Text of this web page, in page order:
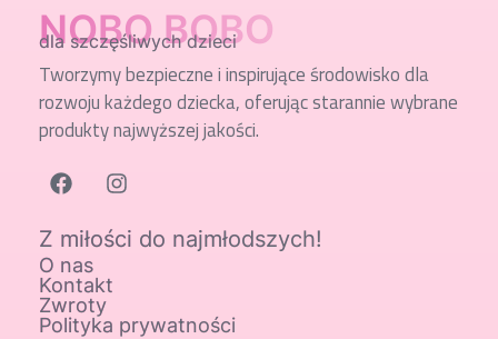
NOBO BOBO
dla szczęśliwych dzieci
Tworzymy bezpieczne i inspirujące środowisko dla
rozwoju każdego dziecka, oferując starannie wybrane
produkty najwyższej jakości.
Z miłości do najmłodszych!
O nas
Kontakt
Zwroty
Polityka prywatności